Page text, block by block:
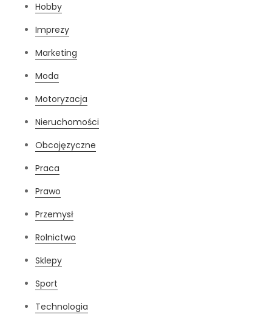
Hobby
Imprezy
Marketing
Moda
Motoryzacja
Nieruchomości
Obcojęzyczne
Praca
Prawo
Przemysł
Rolnictwo
Sklepy
Sport
Technologia